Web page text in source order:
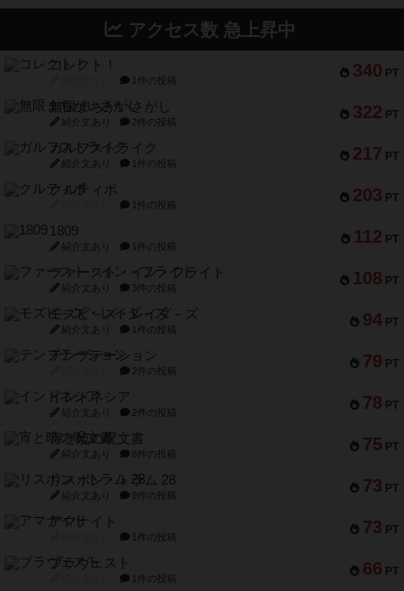
アクセス数 急上昇中
340 PT
コレクト！
1件の投稿
322 PT
無限まちがいさがし
紹介文あり 2件の投稿
217 PT
ガルフストライク
紹介文あり 1件の投稿
203 PT
クルティボ
1件の投稿
112 PT
1809
紹介文あり 1件の投稿
108 PT
ファースト・イン・フライト
紹介文あり 3件の投稿
94 PT
モズビ－ズ・レイダ－ズ
紹介文あり 1件の投稿
79 PT
テンプテーション
2件の投稿
78 PT
インドネシア
紹介文あり 2件の投稿
75 PT
宵と暁の呪文書
紹介文あり 8件の投稿
73 PT
リスボン・トラム 28
紹介文あり 9件の投稿
73 PT
アマナイト
1件の投稿
66 PT
ブラヴェスト
1件の投稿